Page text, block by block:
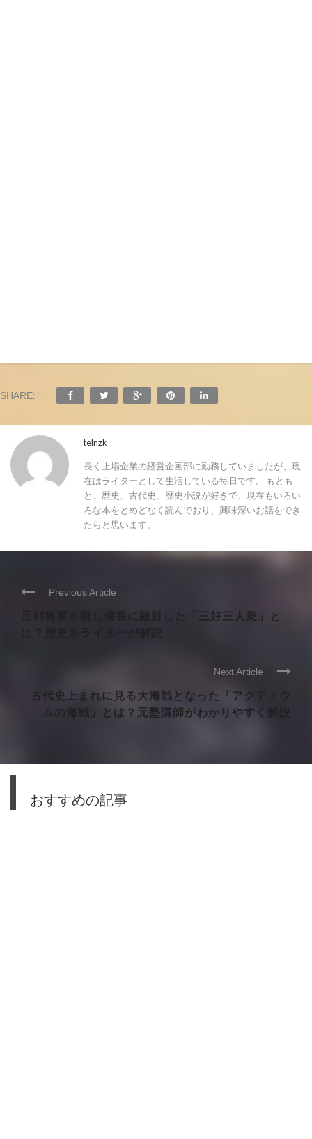
SHARE:
telnzk
長く上場企業の経営企画部に勤務していましたが、現
在はライターとして生活している毎日です。 もとも
と、歴史、古代史、歴史小説が好きで、現在もいろい
ろな本をとめどなく読んでおり、興味深いお話をでき
たらと思います。
Previous Article
足利将軍を殺し信長に敵対した「三好三人衆」と
は？歴史系ライターが解説
Next Article
古代史上まれに見る大海戦となった「アクティウ
ムの海戦」とは？元塾講師がわかりやすく解説
おすすめの記事